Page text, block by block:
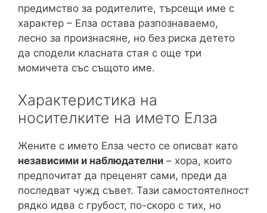
предимство за родителите, търсещи име с
характер – Елза остава разпознаваемо,
лесно за произнасяне, но без риска детето
да сподели класната стая с още три
момичета със същото име.
Характеристика на
носителките на името Елза
Жените с името Елза често се описват като
независими и наблюдателни – хора, които
предпочитат да преценят сами, преди да
последват чужд съвет. Тази самостоятелност
рядко идва с грубост, по-скоро с тих, но